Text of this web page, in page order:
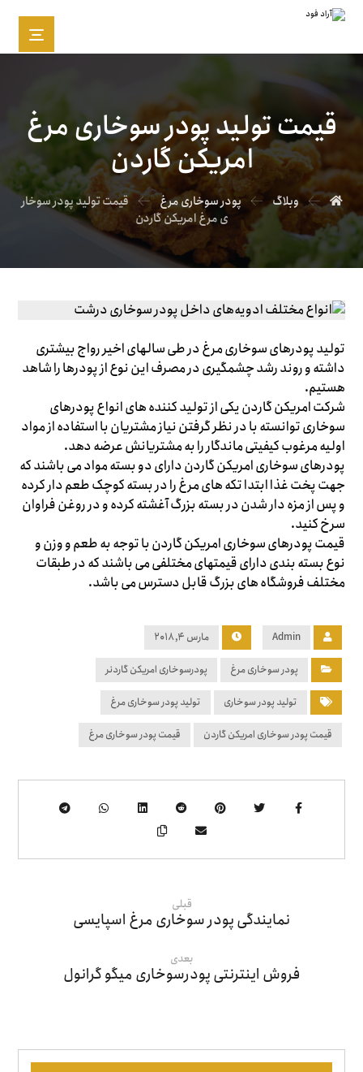
قیمت تولید پودر سوخاری مرغ
امریکن گاردن
وبلاگ پودر سوخاری مرغ
قیمت تولید پودر سوخار
ی مرغ امریکن گاردن
تولید پودرهای سوخاری مرغ در طی سالهای اخیر رواج بیشتری
داشته و روند رشد چشمگیری در مصرف این نوع از پودرها را شاهد
هستیم.
شرکت امریکن گاردن یکی از تولید کننده های انواع پودرهای
سوخاری توانسته با در نظر گرفتن نیاز مشتریان با استفاده از مواد
اولیه مرغوب کیفیتی ماندگار را به مشتریانش عرضه دهد.
پودرهای سوخاری امریکن گاردن دارای دو بسته مواد می باشند که
جهت پخت غذا ابتدا تکه های مرغ را در بسته کوچک طعم دار کرده
و پس از مزه دار شدن در بسته بزرگ آغشته کرده و در روغن فراوان
سرخ کنید.
قیمت پودرهای سوخاری امریکن گاردن با توجه به طعم و وزن و
نوع بسته بندی دارای قیمتهای مختلفی می باشند که در طبقات
مختلف فروشگاه های بزرگ قابل دسترس می باشد.
Admin مارس ۴, ۲۰۱۸
پودر سوخاری مرغ پودرسوخاری امریکن گاردنر
تولید پودر سوخاری تولید پودر سوخاری مرغ
قیمت پودر سوخاری امریکن گاردن قیمت پودر سوخاری مرغ
قبلی
نمایندگی پودر سوخاری مرغ اسپایسی
بعدی
فروش اینترنتی پودرسوخاری میگو گرانول